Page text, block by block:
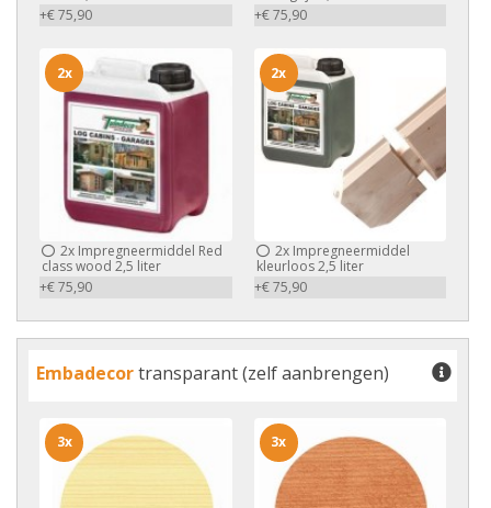
+€ 75,90
+€ 75,90
2x Impregneermiddel Red
class wood 2,5 liter
+€ 75,90
2x
2xImpregneermiddel
kleurloos 2,5 liter
+€ 75,90
2x
Embadecortransparant (zelf aanbrengen)
3x 3x